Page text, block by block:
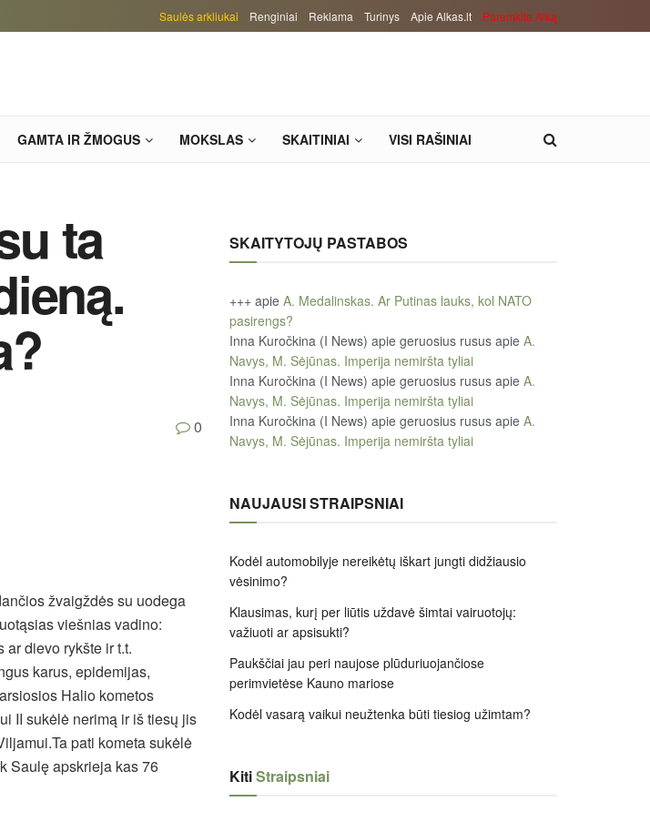
Saulės arkliukai Renginiai Reklama Turinys Apie Alkas.lt Paremkite Alką
GAMTA IR ŽMOGUS MOKSLAS SKAITINIAI VISI RAŠINIAI
ta
0
žvaigždės su uodega
viešnias vadino:
dievo rykšte ir t.t.
karus, epidemijas,
Halio kometos
II sukėlė nerimą ir iš tiesų jis
pati kometa sukėlė
Saulę apskrieja kas 76
SKAITYTOJŲ PASTABOS
+++ apie A. Medalinskas. Ar Putinas lauks, kol NATO
pasirengs?
Inna Kuročkina (I News) apie geruosius rusus apie A.
Navys, M. Sėjūnas. Imperija nemiršta tyliai
Inna Kuročkina (I News) apie geruosius rusus apie A.
Navys, M. Sėjūnas. Imperija nemiršta tyliai
Inna Kuročkina (I News) apie geruosius rusus apie A.
Navys, M. Sėjūnas. Imperija nemiršta tyliai
NAUJAUSI STRAIPSNIAI
Kodėl automobilyje nereikėtų iškart jungti didžiausio
vėsinimo?
Klausimas, kurį per liūtis uždavė šimtai vairuotojų:
važiuoti ar apsisukti?
Paukščiai jau peri naujose plūduriuojančiose
perimvietėse Kauno mariose
Kodėl vasarą vaikui neužtenka būti tiesiog užimtam?
KitiStraipsniai